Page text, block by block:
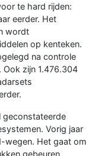
te hard rijden:
eerder. Het
wordt
op kenteken.
na controle
zijn 1.476.304
geconstateerde
Vorig jaar
wegen. Het gaat om
gebeuren